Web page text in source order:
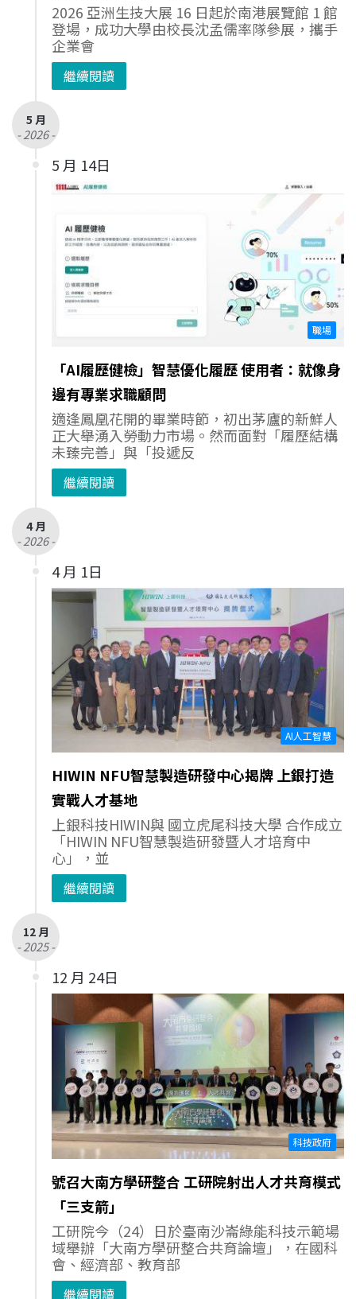
2026 亞洲生技大展 16 日起於南港展覽館 1 館
登場，成功大學由校長沈孟儒率隊參展，攜手
企業會
繼續閱讀
5 月
- 2026 -
5 月 14日
職場
「AI履歷健檢」智慧優化履歷 使用者：就像身
邊有專業求職顧問
適逢鳳凰花開的畢業時節，初出茅廬的新鮮人
正大舉湧入勞動力市場。然而面對「履歷結構
未臻完善」與「投遞反
繼續閱讀
4 月
- 2026 -
4 月 1日
AI人工智慧
HIWIN NFU智慧製造研發中心揭牌 上銀打造
實戰人才基地
上銀科技HIWIN與 國立虎尾科技大學 合作成立
「HIWIN NFU智慧製造研發暨人才培育中
心」，並
繼續閱讀
12 月
- 2025 -
12 月 24日
科技政府
號召大南方學研整合 工研院射出人才共育模式
「三支箭」
工研院今（24）日於臺南沙崙綠能科技示範場
域舉辦「大南方學研整合共育論壇」，在國科
會、經濟部、教育部
繼續閱讀